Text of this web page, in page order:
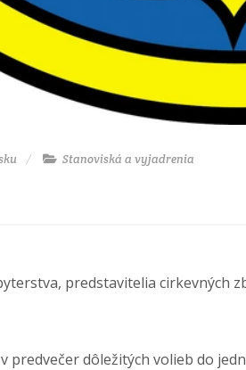
Stanoviská a vyjadrenia
predstavitelia cirkevných
predvečer dôležitých volieb do